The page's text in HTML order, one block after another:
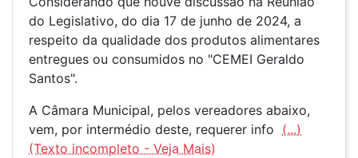
do Legislativo, do dia 17 de junho de 2024, a
respeito da qualidade dos produtos alimentares
entregues ou consumidos no "CEMEI Geraldo
Santos".
A Câmara Municipal, pelos vereadores abaixo,
vem, por intermédio deste, requerer info (...)